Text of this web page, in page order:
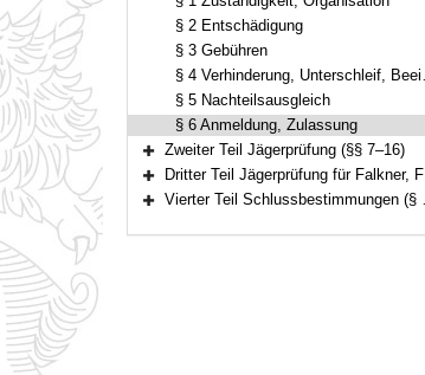
§ 2 Entschädigung
§ 3 Gebühren
§ 4 Verhinderung, Unterschleif, Beeinflussungsversuch
§ 5 Nachteilsausgleich
§ 6 Anmeldung, Zulassung
Bereich erweitern
Zweiter Teil Jägerprüfung (§§ 7–16)
Bereich erweitern
Dritter Teil Jägerprüfung für Falkner, Falknerprüfung (§§ 17–19)
Vierter Teil Schlussbestimmungen (§ 20)